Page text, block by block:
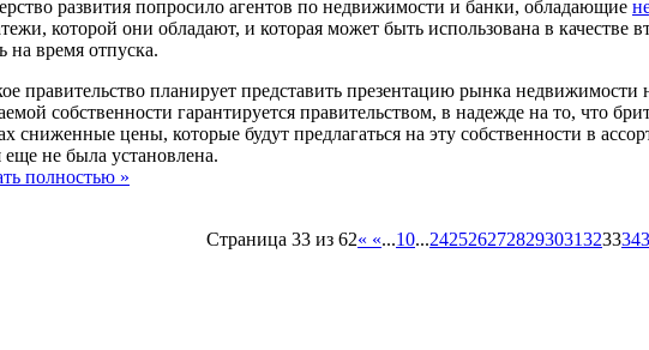
развития попросило агентов по недвижимости и банки, обладающие
которой они обладают, и которая может быть использована в качестве
на время отпуска.
правительство планирует представить презентацию рынка
собственности гарантируется правительством, в надежде на то, что
сниженные цены, которые будут предлагаться на эту собственности в
еще не была установлена.
полностью »
Страница 33 из 62« «...10...2425262728293031323334